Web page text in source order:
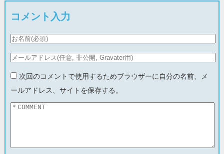
コメント入力
次回のコメントで使用するためブラウザーに自分の名前、メ
ールアドレス、サイトを保存する。